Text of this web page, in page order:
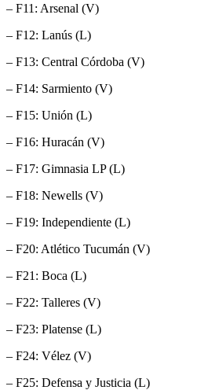
– F11: Arsenal (V)
– F12: Lanús (L)
– F13: Central Córdoba (V)
– F14: Sarmiento (V)
– F15: Unión (L)
– F16: Huracán (V)
– F17: Gimnasia LP (L)
– F18: Newells (V)
– F19: Independiente (L)
– F20: Atlético Tucumán (V)
– F21: Boca (L)
– F22: Talleres (V)
– F23: Platense (L)
– F24: Vélez (V)
– F25: Defensa y Justicia (L)